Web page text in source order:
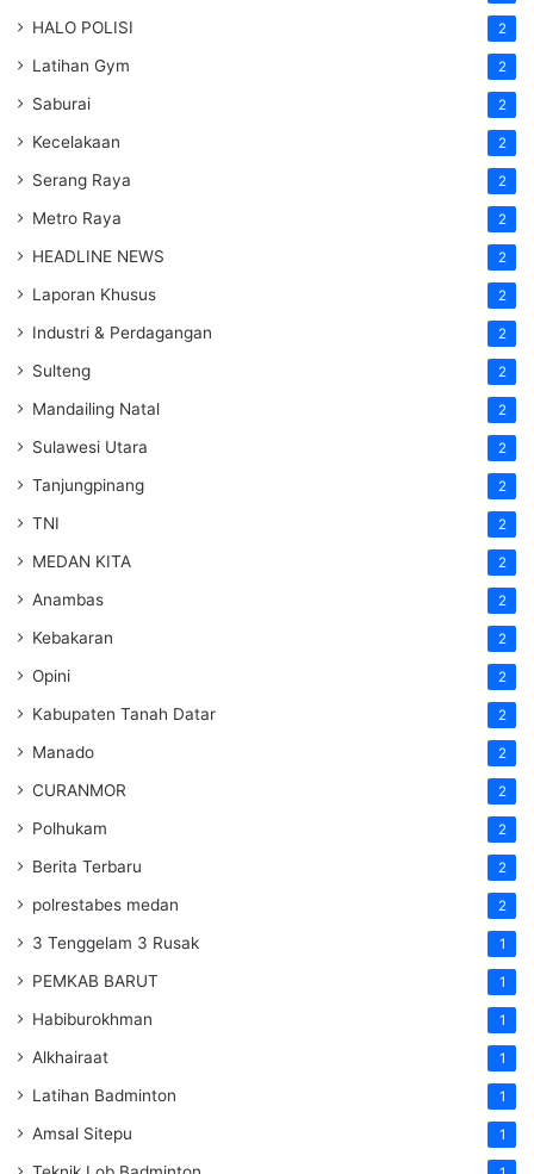
HALO POLISI 2
Latihan Gym 2
Saburai 2
Kecelakaan 2
Serang Raya 2
Metro Raya 2
HEADLINE NEWS 2
Laporan Khusus 2
Industri & Perdagangan 2
Sulteng 2
Mandailing Natal 2
Sulawesi Utara 2
Tanjungpinang 2
TNI 2
MEDAN KITA 2
Anambas 2
Kebakaran 2
Opini 2
Kabupaten Tanah Datar 2
Manado 2
CURANMOR 2
Polhukam 2
Berita Terbaru 2
polrestabes medan 2
3 Tenggelam 3 Rusak 1
PEMKAB BARUT 1
Habiburokhman 1
Alkhairaat 1
Latihan Badminton 1
Amsal Sitepu 1